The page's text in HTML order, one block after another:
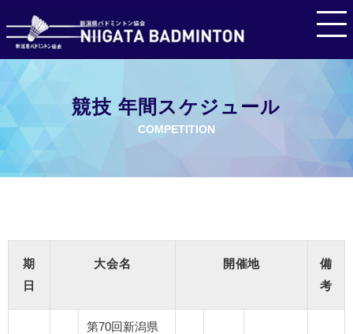
競技 年間スケジュール
COMPETITION
期
日
大会名 開催地
備
考
第70回新潟県